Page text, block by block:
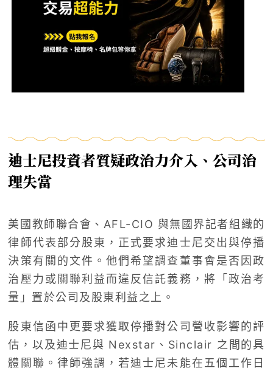
迪士尼投資者質疑政治力介入、公司治
理失當
美國教師聯合會、AFL-CIO 與無國界記者組織的
律師代表部分股東，正式要求迪士尼交出與停播
決策有關的文件。他們希望調查董事會是否因政
治壓力或關聯利益而違反信託義務，將「政治考
量」置於公司及股東利益之上。
股東信函中更要求獲取停播對公司營收影響的評
估，以及迪士尼與 Nexstar、Sinclair 之間的具
體關聯。律師強調，若迪士尼未能在五個工作日